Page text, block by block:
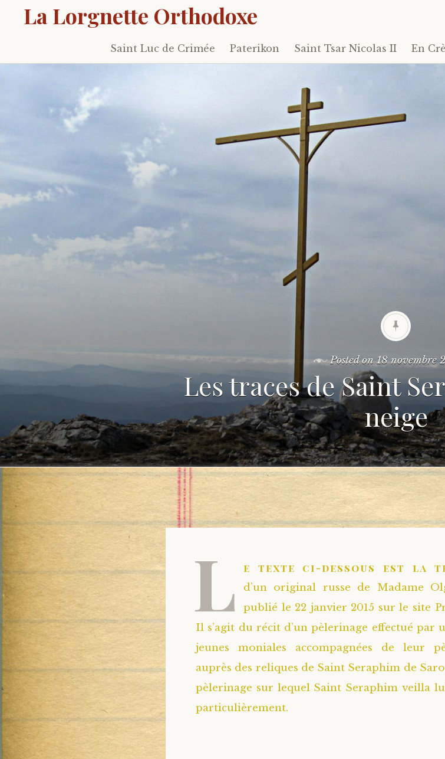
La Lorgnette Orthodoxe
Skip
to
Saint Luc de Crimée Paterikon Saint Tsar Nicolas II En
Posted on18 novembre
Les traces de Saint
neige
L e texte ci-dessous est la
d’un original russe de Madame
publié le 22 janvier 2015 sur le site
Il s’agit du récit d’un pèlerinage effectué par
jeunes moniales accompagnées de leur
auprès des reliques de Saint Seraphim de
pèlerinage sur lequel Saint Seraphim veilla
particulièrement.